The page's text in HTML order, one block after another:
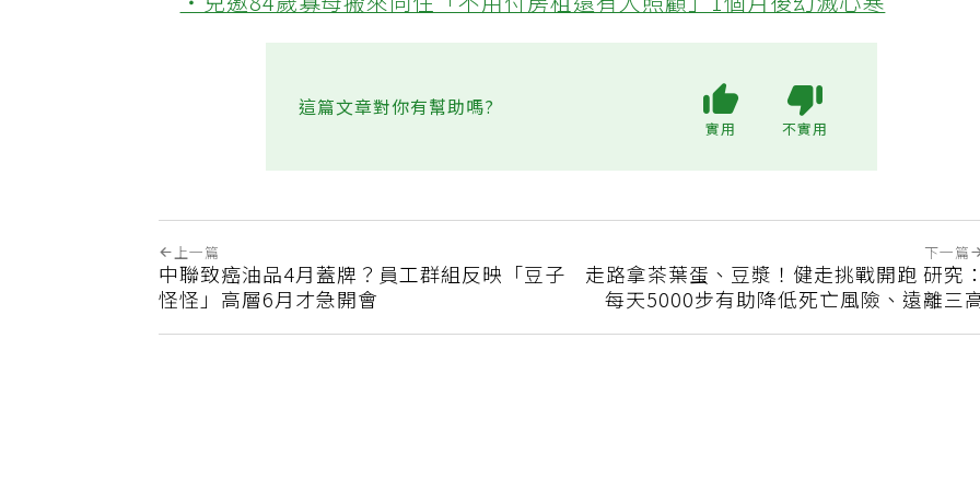
‧兒邀84歲寡母搬來同住「不用付房租還有人照顧」1個月後幻滅心寒
這篇文章對你有幫助嗎?
上一篇
中聯致癌油品4月蓋牌？員工群組反映「豆子
怪怪」高層6月才急開會
下一篇
走路拿茶葉蛋、豆漿！健走挑戰開跑 研究
每天5000步有助降低死亡風險、遠離三